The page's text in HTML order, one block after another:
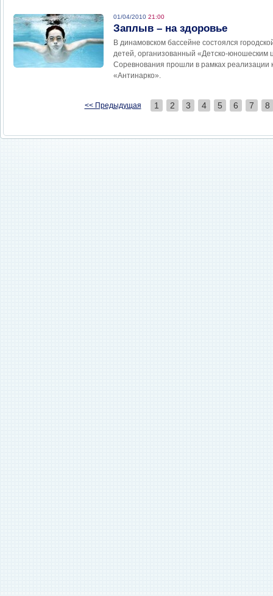
01/04/2010 21:00
Заплыв – на здоровье
В динамовском бассейне состоялся
детей, организованный «Детско-юношеским
Соревнования прошли в рамках реализации
«Антинарко».
<< Предыдущая 1 2 3 4 5 6 7 8